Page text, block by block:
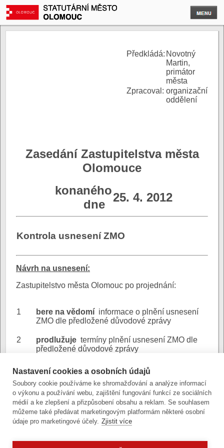
Předkládá: Novotný
Martin,
primátor
města
Zpracoval: organizační
oddělení
Zasedání Zastupitelstva města
Olomouce
konaného
dne
25. 4. 2012
Kontrola usnesení ZMO
Návrh na usnesení:
Zastupitelstvo města Olomouc po projednání:
1 bere na vědomí informace o plnění usnesení
ZMO dle předložené důvodové zprávy
2 prodlužuje termíny plnění usnesení ZMO dle
předložené důvodové zprávy
Důvodová
zpráva:
kontrola usnesení
04-2012
(stránkový dokument)
Nastavení cookies a osobních údajů
Soubory cookie používáme ke shromažďování a analýze informací
o výkonu a používání webu, zajištění fungování funkcí ze sociálních
médií a ke zlepšení a přizpůsobení obsahu a reklam. Se souhlasem
můžeme také předávat marketingovým platformám některé osobní
údaje pro marketingové účely. Zjistit více